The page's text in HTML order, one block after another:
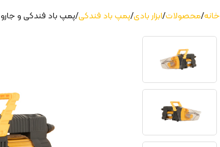
خانه محصولات ابزار بادی پمپ باد فندکی پمپ باد فندکی و جارو 180 وات | KAVC-15